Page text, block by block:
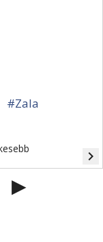
#Zala
navigate_next
▶